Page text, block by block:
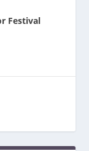
Festival